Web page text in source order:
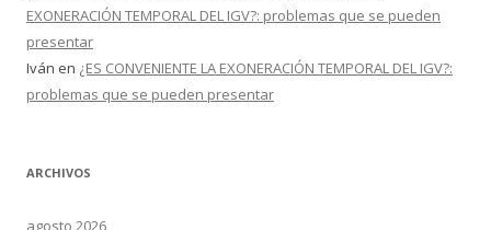
EXONERACIÓN TEMPORAL DEL IGV?: problemas que se pueden
presentar
Iván en ¿ES CONVENIENTE LA EXONERACIÓN TEMPORAL DEL IGV?:
problemas que se pueden presentar
ARCHIVOS
agosto 2026